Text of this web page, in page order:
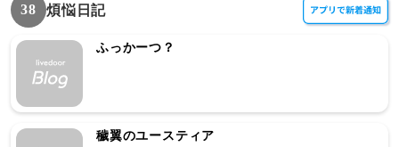
38 煩悩日記
ふっかーつ？
穢翼のユースティア